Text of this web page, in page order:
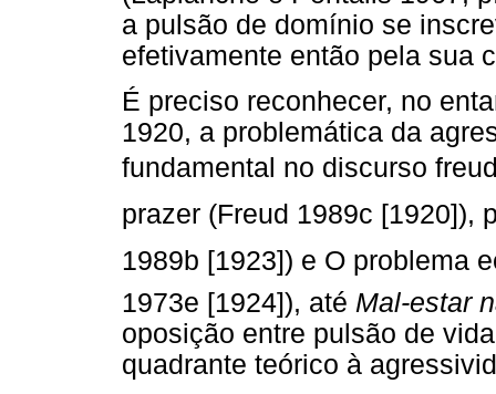
a pulsão de domínio se
efetivamente então pela sua
É preciso reconhecer, no
1920, a problemática da
fundamental no discurso
prazer (Freud 1989c [1920]),
1989b [1923]) e O problema
1973e [1924]), até Mal-estar
oposição entre pulsão de
quadrante teórico à